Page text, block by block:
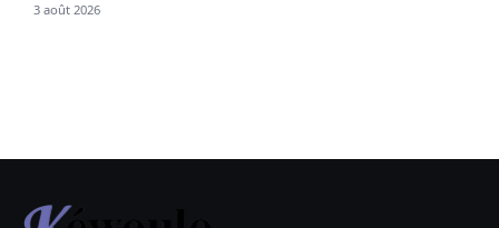
3 août 2026